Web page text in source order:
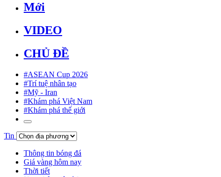
Mới
VIDEO
CHỦ ĐỀ
#ASEAN Cup 2026
#Trí tuệ nhân tạo
#Mỹ - Iran
#Khám phá Việt Nam
#Khám phá thế giới
Tin
Thông tin bóng đá
Giá vàng hôm nay
Thời tiết